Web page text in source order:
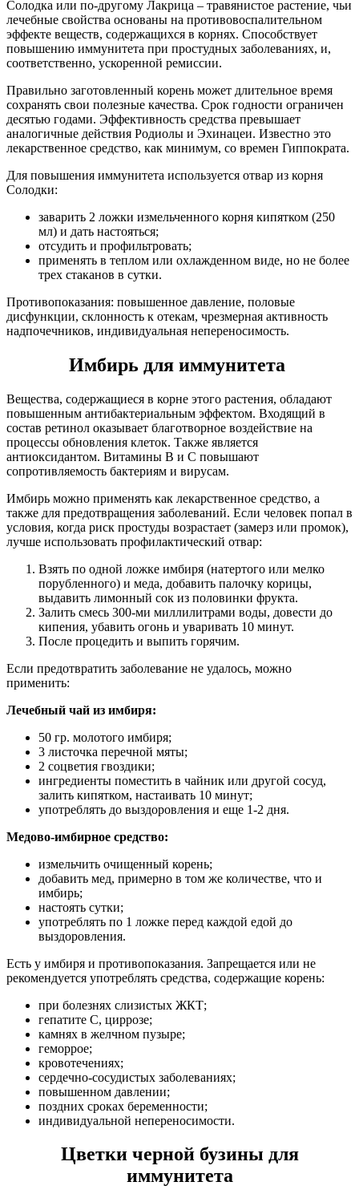
Солодка или по-другому Лакрица – травянистое растение, чьи
лечебные свойства основаны на противовоспалительном
эффекте веществ, содержащихся в корнях. Способствует
повышению иммунитета при простудных заболеваниях, и,
соответственно, ускоренной ремиссии.
Правильно заготовленный корень может длительное время
сохранять свои полезные качества. Срок годности ограничен
десятью годами. Эффективность средства превышает
аналогичные действия Родиолы и Эхинацеи. Известно это
лекарственное средство, как минимум, со времен Гиппократа.
Для повышения иммунитета используется отвар из корня
Солодки:
заварить 2 ложки измельченного корня кипятком (250
мл) и дать настояться;
отсудить и профильтровать;
применять в теплом или охлажденном виде, но не более
трех стаканов в сутки.
Противопоказания: повышенное давление, половые
дисфункции, склонность к отекам, чрезмерная активность
надпочечников, индивидуальная непереносимость.
Имбирь для иммунитета
Вещества, содержащиеся в корне этого растения, обладают
повышенным антибактериальным эффектом. Входящий в
состав ретинол оказывает благотворное воздействие на
процессы обновления клеток. Также является
антиоксидантом. Витамины В и С повышают
сопротивляемость бактериям и вирусам.
Имбирь можно применять как лекарственное средство, а
также для предотвращения заболеваний. Если человек попал в
условия, когда риск простуды возрастает (замерз или промок),
лучше использовать профилактический отвар:
Взять по одной ложке имбиря (натертого или мелко
порубленного) и меда, добавить палочку корицы,
выдавить лимонный сок из половинки фрукта.
Залить смесь 300-ми миллилитрами воды, довести до
кипения, убавить огонь и уваривать 10 минут.
После процедить и выпить горячим.
Если предотвратить заболевание не удалось, можно
применить:
Лечебный чай из имбиря:
50 гр. молотого имбиря;
3 листочка перечной мяты;
2 соцветия гвоздики;
ингредиенты поместить в чайник или другой сосуд,
залить кипятком, настаивать 10 минут;
употреблять до выздоровления и еще 1-2 дня.
Медово-имбирное средство:
измельчить очищенный корень;
добавить мед, примерно в том же количестве, что и
имбирь;
настоять сутки;
употреблять по 1 ложке перед каждой едой до
выздоровления.
Есть у имбиря и противопоказания. Запрещается или не
рекомендуется употреблять средства, содержащие корень:
при болезнях слизистых ЖКТ;
гепатите С, циррозе;
камнях в желчном пузыре;
геморрое;
кровотечениях;
сердечно-сосудистых заболеваниях;
повышенном давлении;
поздних сроках беременности;
индивидуальной непереносимости.
Цветки черной бузины для
иммунитета